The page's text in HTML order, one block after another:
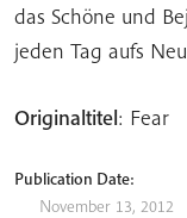
das Schöne und
jeden Tag aufs
Originaltitel: Fear
Publication Date:
November 13, 2012